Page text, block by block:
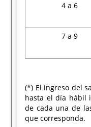
4 a 6
7 a 9
(*) El ingreso del
hasta el día hábil
de cada una de
que corresponda.